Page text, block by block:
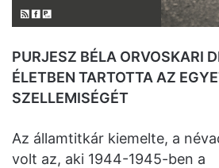
PURJESZ BÉLA ORVOSKARI
ÉLETBEN TARTOTTA AZ
SZELLEMISÉGÉT
Az államtitkár kiemelte, a
volt az, aki 1944-1945-ben a